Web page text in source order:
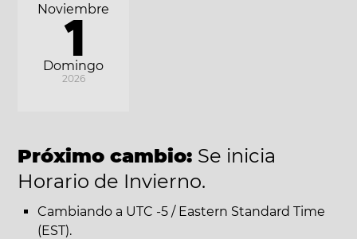
Domingo
Noviembre
1
2026
Próximo cambio: Se inicia
Horario de Invierno.
Cambiando a UTC -5 / Eastern Standard Time
(EST).